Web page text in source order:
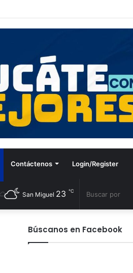
Contáctenos Login/Register
San Miguel 23 ℃
Búscanos en Facebook